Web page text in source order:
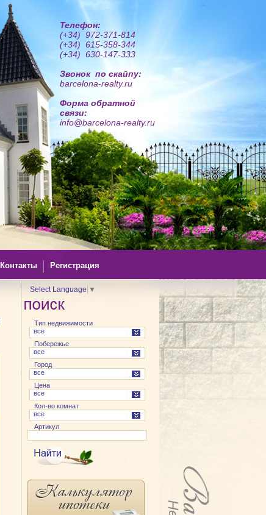
Телефон:
(+34) 972-371-814
(+34) 615-358-344
(+34) 630-147-333
Звонок по скайпу:
barcelona-realty.ru
Форма обратной
связи:
info@barcelona-realty.ru
Контакты Регистрация
Select Language ▼
Тип недвижимости
все
Побережье
все
Город
все
Цена
все
Кол-во комнат
все
Артикул